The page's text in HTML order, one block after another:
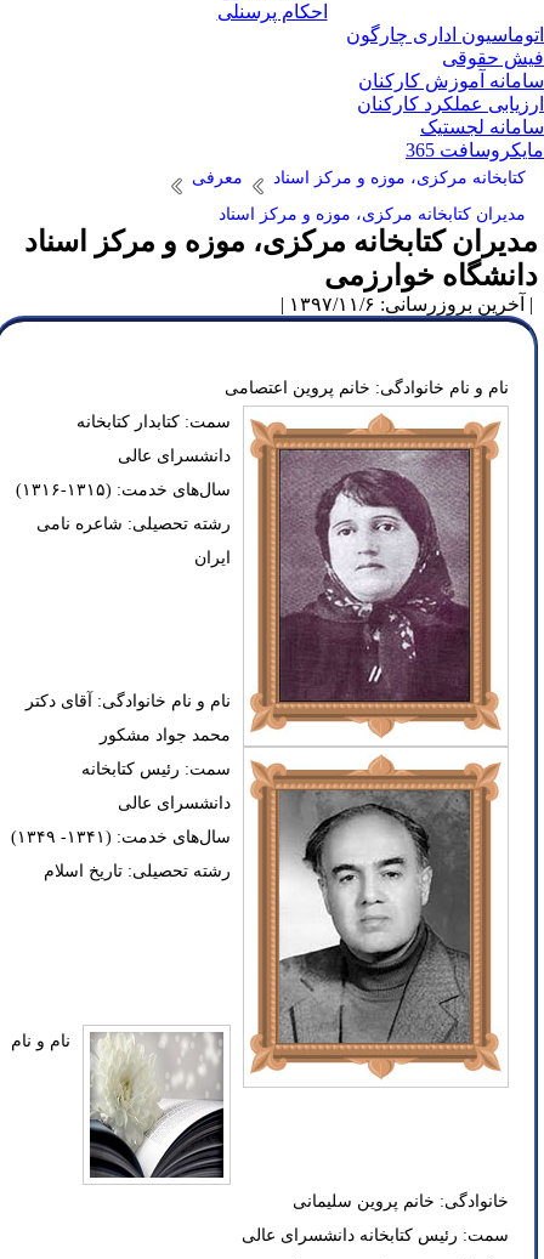
احکام پرسنلی
اداری چارگون
حقوقی
آموزش کارکنان
عملکرد کارکنان
لجستیک
365
کتابخانه مرکزی، موزه و مرکز اسناد
معرفی
مدیران کتابخانه مرکزی، موزه و مرکز اسناد
کتابخانه مرکزی، موزه و مرکز اسناد
خوارزمی
بروزرسانی: ۱۳۹۷/۱۱/۶ |
نام و نام خانوادگی: خانم پروین اعتصامی
سمت: کتابدار کتابخانه
دانشسرای عالی
سال‌های خدمت: (۱۳۱۵-۱۳۱۶)
رشته تحصیلی: شاعره نامی
ایران
نام و نام خانوادگی: آقای دکتر
محمد جواد مشکور
سمت: رئیس کتابخانه
دانشسرای عالی
سال‌های خدمت: (۱۳۴۱- ۱۳۴۹)
رشته تحصیلی: تاریخ اسلام
نام و نام
خانوادگی: خانم پروین سلیمانی
سمت: رئیس کتابخانه دانشسرای عالی